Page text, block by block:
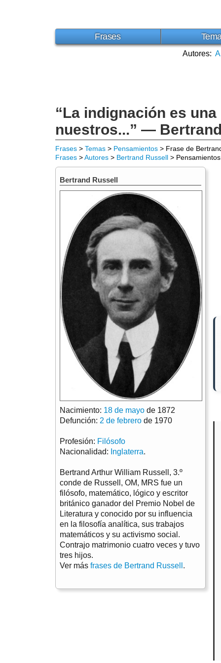
Frases
Autores: A
“La indignación es
nuestros...” —
Frases > Temas > Pensamientos > Frase de
Frases >Autores > Bertrand Russell > Pensamientos
Bertrand Russell
Nacimiento: 18 de mayo de 1872
Defunción: 2 de febrero de 1970
Profesión: Filósofo
Nacionalidad: Inglaterra.
Bertrand Arthur William Russell, 3.º
conde de Russell, OM, MRS fue un
filósofo, matemático, lógico y escritor
británico ganador del Premio Nobel de
Literatura y conocido por su influencia
en la filosofía analítica, sus trabajos
matemáticos y su activismo social.
Contrajo matrimonio cuatro veces y tuvo
tres hijos.
Ver más frases de Bertrand Russell .